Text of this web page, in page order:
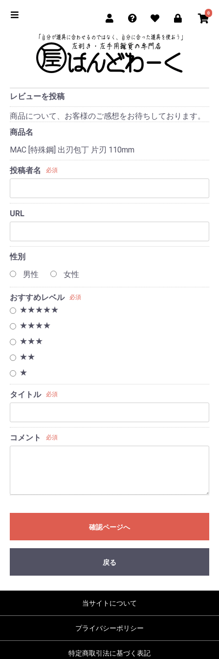
0
レビューを投稿
商品について、お客様のご感想をお待ちしております。
商品名
MAC [特殊鋼] 出刃包丁 片刃 110mm
投稿者名 必須
URL
性別
男性
女性
おすすめレベル 必須
★★★★★
★★★★
★★★
★★
★
タイトル 必須
コメント 必須
確認ページへ
戻る
当サイトについて
プライバシーポリシー
特定商取引法に基づく表記